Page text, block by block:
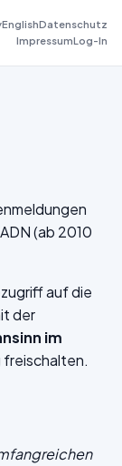
EnglishDatenschutz
ImpressumLog-In
(ab 2010
auf die
der
im
freischalten.